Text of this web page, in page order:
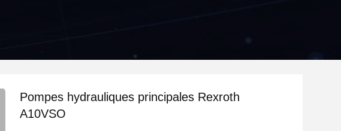
Pompes hydrauliques principales Rexroth
A10VSO